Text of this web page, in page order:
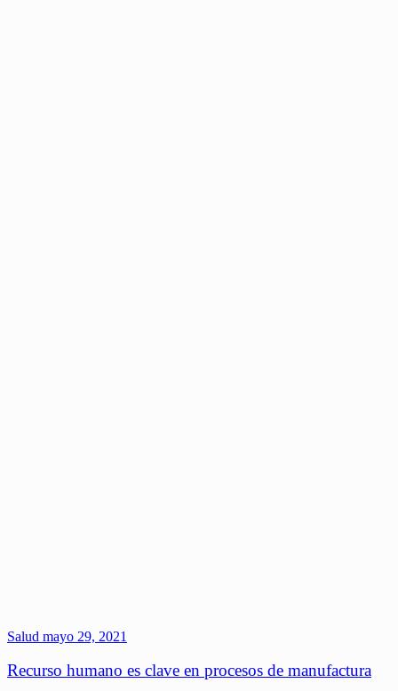
Salud mayo 29, 2021
Recurso humano es clave en procesos de manufactura